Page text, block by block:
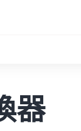
器